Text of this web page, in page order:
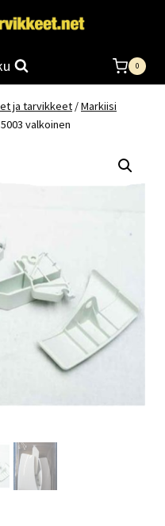
0
ja tarvikkeet /Markiisi
valkoinen